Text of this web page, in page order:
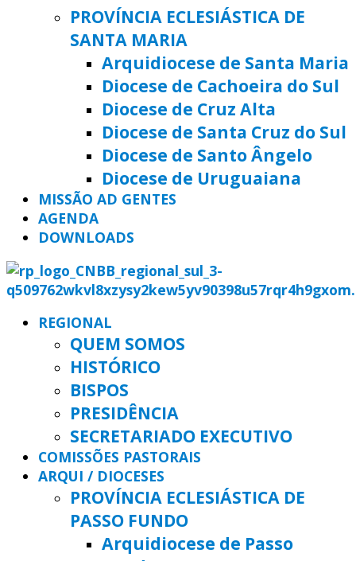
PROVÍNCIA ECLESIÁSTICA DE
SANTA MARIA
Arquidiocese de Santa Maria
Diocese de Cachoeira do Sul
Diocese de Cruz Alta
Diocese de Santa Cruz do Sul
Diocese de Santo Ângelo
Diocese de Uruguaiana
MISSÃO AD GENTES
AGENDA
DOWNLOADS
REGIONAL
QUEM SOMOS
HISTÓRICO
BISPOS
PRESIDÊNCIA
SECRETARIADO EXECUTIVO
COMISSÕES PASTORAIS
ARQUI / DIOCESES
PROVÍNCIA ECLESIÁSTICA DE
PASSO FUNDO
Arquidiocese de Passo